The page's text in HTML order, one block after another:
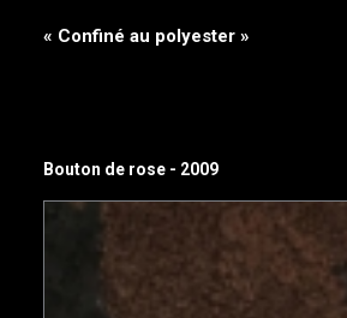
« Confiné au polyester »
Bouton de rose - 2009